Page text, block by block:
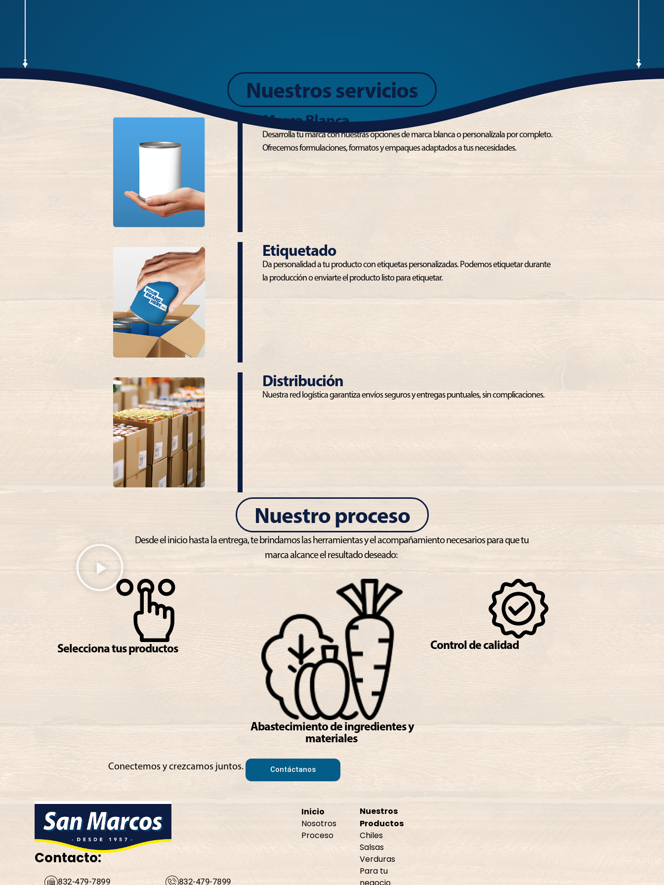
Nuestros servicios
Marca Blanca​
Desarrolla tu marca con nuestras opciones de marca blanca o personalízala por completo.
Ofrecemos formulaciones, formatos y empaques adaptados a tus necesidades.
Etiquetado
Da personalidad a tu producto con etiquetas personalizadas. Podemos etiquetar durante
la producción o enviarte el producto listo para etiquetar.
Distribución
Nuestra red logística garantiza envíos seguros y entregas puntuales, sin complicaciones.
Nuestro proceso
Desde el inicio hasta la entrega, te brindamos las herramientas y el acompañamiento necesarios para que tu
marca alcance el resultado deseado:
Selecciona tus productos
Abastecimiento de ingredientes y
materiales
Control de calidad
Conectemos y crezcamos juntos. Contáctanos
Contacto:
832-479-7899 832-479-7899
Inicio
Nosotros
Proceso
Nuestros
Productos
Chiles
Salsas
Verduras
Para tu